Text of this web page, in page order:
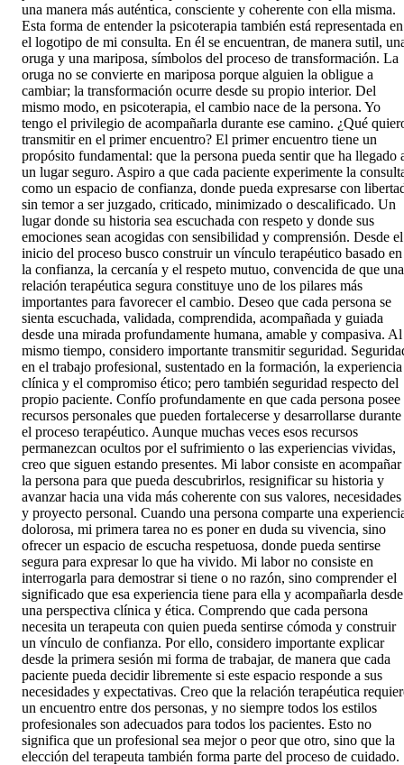
una manera más auténtica, consciente y coherente con ella misma.
Esta forma de entender la psicoterapia también está representada en
el logotipo de mi consulta. En él se encuentran, de manera sutil,
oruga y una mariposa, símbolos del proceso de transformación. La
oruga no se convierte en mariposa porque alguien la obligue a
cambiar; la transformación ocurre desde su propio interior. Del
mismo modo, en psicoterapia, el cambio nace de la persona. Yo
tengo el privilegio de acompañarla durante ese camino. ¿Qué
transmitir en el primer encuentro? El primer encuentro tiene un
propósito fundamental: que la persona pueda sentir que ha llegado
un lugar seguro. Aspiro a que cada paciente experimente la
como un espacio de confianza, donde pueda expresarse con
sin temor a ser juzgado, criticado, minimizado o descalificado. Un
lugar donde su historia sea escuchada con respeto y donde sus
emociones sean acogidas con sensibilidad y comprensión. Desde el
inicio del proceso busco construir un vínculo terapéutico basado en
la confianza, la cercanía y el respeto mutuo, convencida de que una
relación terapéutica segura constituye uno de los pilares más
importantes para favorecer el cambio. Deseo que cada persona se
sienta escuchada, validada, comprendida, acompañada y guiada
desde una mirada profundamente humana, amable y compasiva. Al
mismo tiempo, considero importante transmitir seguridad.
en el trabajo profesional, sustentado en la formación, la experiencia
clínica y el compromiso ético; pero también seguridad respecto del
propio paciente. Confío profundamente en que cada persona posee
recursos personales que pueden fortalecerse y desarrollarse durante
el proceso terapéutico. Aunque muchas veces esos recursos
permanezcan ocultos por el sufrimiento o las experiencias vividas,
creo que siguen estando presentes. Mi labor consiste en acompañar
la persona para que pueda descubrirlos, resignificar su historia y
avanzar hacia una vida más coherente con sus valores, necesidades
y proyecto personal. Cuando una persona comparte una
dolorosa, mi primera tarea no es poner en duda su vivencia, sino
ofrecer un espacio de escucha respetuosa, donde pueda sentirse
segura para expresar lo que ha vivido. Mi labor no consiste en
interrogarla para demostrar si tiene o no razón, sino comprender el
significado que esa experiencia tiene para ella y acompañarla desde
una perspectiva clínica y ética. Comprendo que cada persona
necesita un terapeuta con quien pueda sentirse cómoda y construir
un vínculo de confianza. Por ello, considero importante explicar
desde la primera sesión mi forma de trabajar, de manera que cada
paciente pueda decidir libremente si este espacio responde a sus
necesidades y expectativas. Creo que la relación terapéutica
un encuentro entre dos personas, y no siempre todos los estilos
profesionales son adecuados para todos los pacientes. Esto no
significa que un profesional sea mejor o peor que otro, sino que la
elección del terapeuta también forma parte del proceso de cuidado.